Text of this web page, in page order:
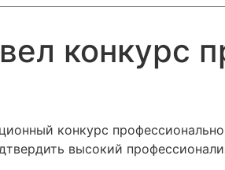
конкурс
конкурс
высокий